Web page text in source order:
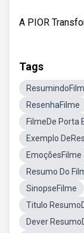
A PIOR
Tags
ResenhaFilme
FilmeDe Porta
Exemplo
EmoçõesFilme
Resumo Do
SinopseFilme
Titulo
Dever